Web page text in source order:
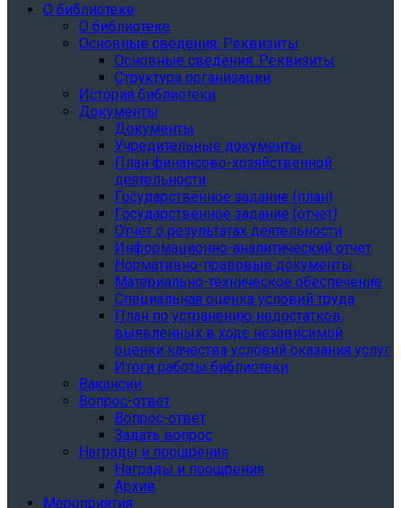
О библиотеке
О библиотеке
Основные сведения. Реквизиты
Основные сведения. Реквизиты
Структура организации
История библиотеки
Документы
Документы
Учредительные документы
План финансово-хозяйственной
деятельности
Государственное задание (план)
Государственное задание (отчет)
Отчет о результатах деятельности
Информационно-аналитический отчет
Нормативно-правовые документы
Материально-техническое обеспечение
Специальная оценка условий труда
План по устранению недостатков,
выявленных в ходе независимой
оценки качества условий оказания услуг
Итоги работы библиотеки
Вакансии
Вопрос-ответ
Вопрос-ответ
Задать вопрос
Награды и поощрения
Награды и поощрения
Архив
Мероприятия